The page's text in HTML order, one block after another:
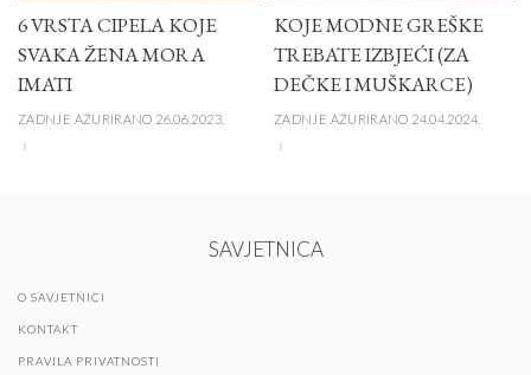
6 VRSTA CIPELA KOJE
SVAKA ŽENA MORA
IMATI
ZADNJE AŽURIRANO 26.06.2023.
KOJE MODNE GREŠKE
TREBATE IZBJEĆI (ZA
DEČKE I MUŠKARCE)
ZADNJE AŽURIRANO 24.04.2024.
SAVJETNICA
O SAVJETNICI
KONTAKT
PRAVILA PRIVATNOSTI